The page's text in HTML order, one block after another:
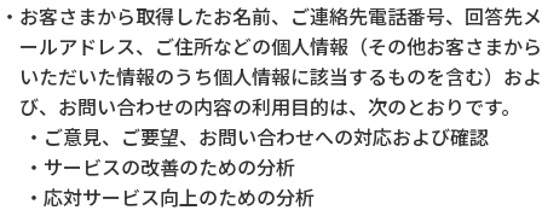
お客さまから取得したお名前、ご連絡先電話番号、回答先メ
ールアドレス、ご住所などの個人情報（その他お客さまから
いただいた情報のうち個人情報に該当するものを含む）およ
び、お問い合わせの内容の利用目的は、次のとおりです。
ご意見、ご要望、お問い合わせへの対応および確認
サービスの改善のための分析
応対サービス向上のための分析